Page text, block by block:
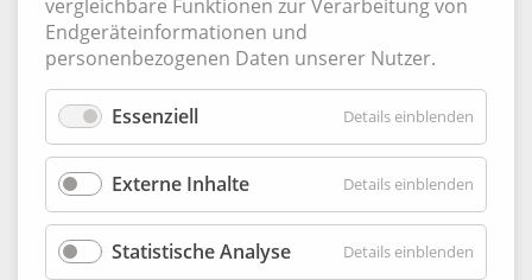
vergleichbare Funktionen zur Verarbeitung von
Endgeräteinformationen und
personenbezogenen Daten unserer Nutzer.
Essenziell Details einblenden
Externe Inhalte Details einblenden
Externe
Inhalte
Statistische Analyse Details einblenden